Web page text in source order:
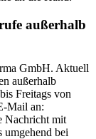
außerhalb
GmbH. Aktuell
außerhalb
Freitags von
Mail an:
Nachricht mit
umgehend bei